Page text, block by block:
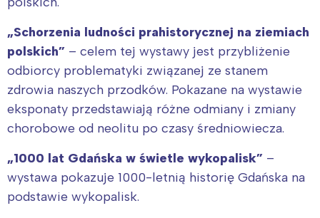
„Schorzenia ludności prahistorycznej na ziemiach
polskich” – celem tej wystawy jest przybliżenie
odbiorcy problematyki związanej ze stanem
zdrowia naszych przodków. Pokazane na wystawie
eksponaty przedstawiają różne odmiany i zmiany
chorobowe od neolitu po czasy średniowiecza.
„1000 lat Gdańska w świetle wykopalisk” –
wystawa pokazuje 1000-letnią historię Gdańska na
podstawie wykopalisk.
Warszawa
Łódź
Trójmiasto
Poznań
Śląsk
Kraków
Południe
Północ
Wybieram